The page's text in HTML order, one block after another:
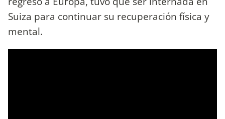
Suiza para continuar su recuperación física y
mental.